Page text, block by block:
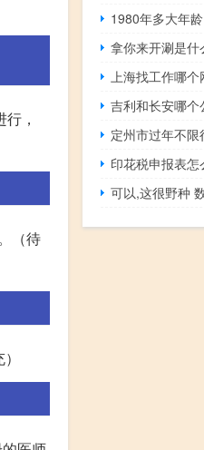
，
（待
1980年多大年龄
拿你来开涮是什
吉利和长安哪个
定州市过年不限
印花税申报表怎
可以,这很野种